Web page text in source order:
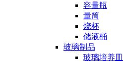
容量瓶
量筒
烧杯
储液桶
玻璃制品
玻璃培养皿